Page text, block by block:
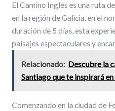
El Camino Inglés es una ruta
en la región de Galicia, en el
duración de 5 días, esta
paisajes espectaculares y
Relacionado: Descubre la
Santiago que te inspirará
Comenzando en la ciudad de